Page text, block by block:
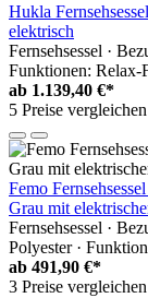
Hukla
elektrisch
Fernsehsessel ·
Funktionen: Relax-
ab 1.139,40 €*
5 Preise vergleichen
Femo
Grau mit
Fernsehsessel ·
Polyester ·
ab 491,90 €*
3 Preise vergleichen